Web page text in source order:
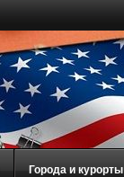
Города и курорты